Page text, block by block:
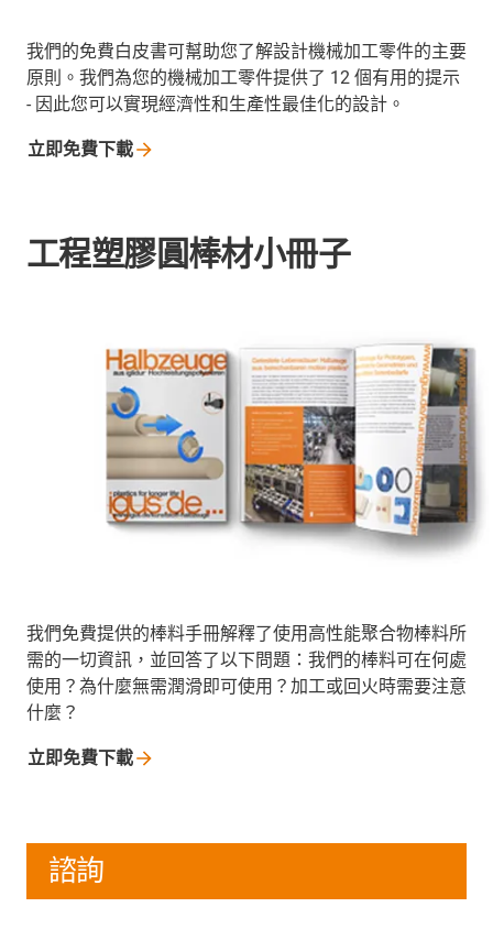
我們的免費白皮書可幫助您了解設計機械加工零件的主要
原則。我們為您的機械加工零件提供了 12 個有用的提示
- 因此您可以實現經濟性和生產性最佳化的設計。
立即免費下載
工程塑膠圓棒材小冊子
我們免費提供的棒料手冊解釋了使用高性能聚合物棒料所
需的一切資訊，並回答了以下問題：我們的棒料可在何處
使用？為什麼無需潤滑即可使用？加工或回火時需要注意
什麼？
立即免費下載
諮詢